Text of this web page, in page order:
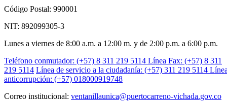
Código Postal: 990001
NIT: 892099305-3
Lunes a viernes de 8:00 a.m. a 12:00 m. y de 2:00 p.m. a 6:00 p.m.
Teléfono conmutador: (+57) 8 311 219 5114 Línea Fax: (+57) 8 311
219 5114 Línea de servicio a la ciudadanía: (+57) 311 219 5114
anticorrupción: (+57) 018000919748
Correo institucional: ventanillaunica@puertocarreno-vichada.gov.co